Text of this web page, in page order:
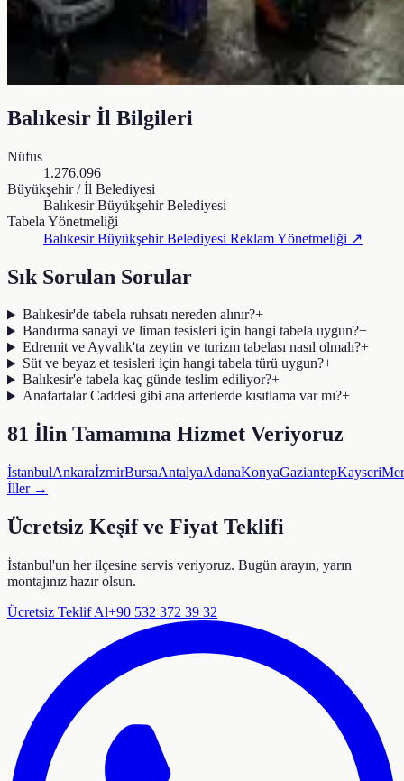
Balıkesir İl Bilgileri
Nüfus
1.276.096
Büyükşehir / İl Belediyesi
Balıkesir Büyükşehir Belediyesi
Tabela Yönetmeliği
Balıkesir Büyükşehir Belediyesi Reklam Yönetmeliği ↗
Sık Sorulan Sorular
Balıkesir'de tabela ruhsatı nereden alınır?+
Bandırma sanayi ve liman tesisleri için hangi tabela uygun?+
Edremit ve Ayvalık'ta zeytin ve turizm tabelası nasıl olmalı?+
Süt ve beyaz et tesisleri için hangi tabela türü uygun?+
Balıkesir'e tabela kaç günde teslim ediliyor?+
Anafartalar Caddesi gibi ana arterlerde kısıtlama var mı?+
81 İlin Tamamına Hizmet Veriyoruz
İstanbulAnkaraİzmirBursaAntalyaAdanaKonyaGaziantepKayseri
İller →
Ücretsiz Keşif ve Fiyat Teklifi
İstanbul'un her ilçesine servis veriyoruz. Bugün arayın, yarın
montajınız hazır olsun.
Ücretsiz Teklif Al+90 532 372 39 32